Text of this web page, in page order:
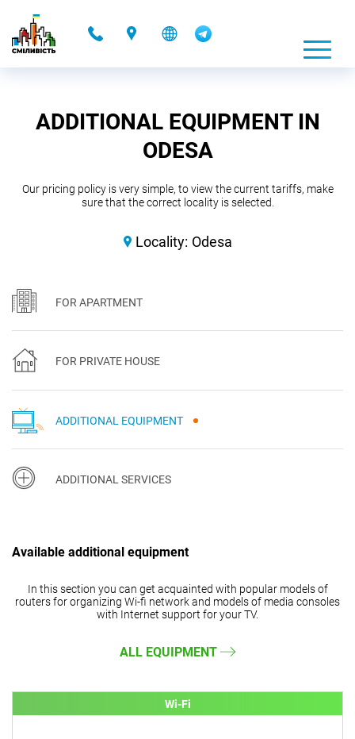
ADDITIONAL EQUIPMENT IN
ODESA
Our pricing policy is very simple, to view the current tariffs, make
sure that the correct locality is selected.
Locality: Odesa
FOR APARTMENT
FOR PRIVATE HOUSE
ADDITIONAL EQUIPMENT
ADDITIONAL SERVICES
Available additional equipment
In this section you can get acquainted with popular models of
routers for organizing Wi-fi network and models of media consoles
with Internet support for your TV.
ALL EQUIPMENT
Wi-Fi